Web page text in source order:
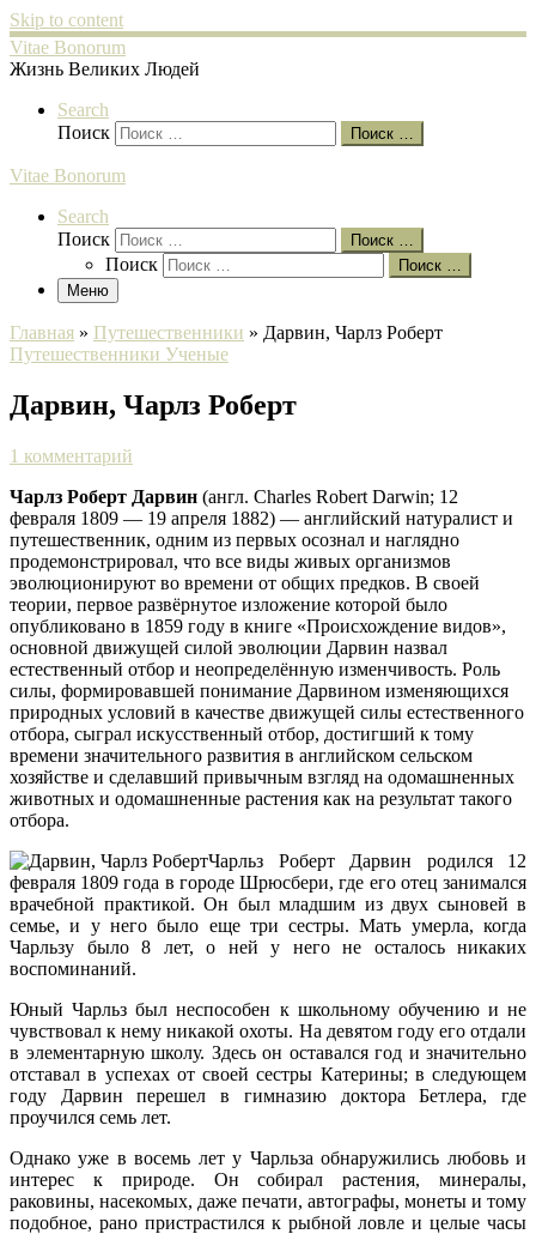
Skip to content
Vitae Bonorum
Жизнь Великих Людей
Search
Поиск
Поиск …
Vitae Bonorum
Search
Поиск
Поиск …
Поиск
Поиск …
Меню
Главная » Путешественники » Дарвин, Чарлз Роберт
Путешественники Ученые
Дарвин, Чарлз Роберт
1 комментарий
Чарлз Роберт Дарвин (англ. Charles Robert Darwin; 12
февраля 1809 — 19 апреля 1882) — английский натуралист и
путешественник, одним из первых осознал и наглядно
продемонстрировал, что все виды живых организмов
эволюционируют во времени от общих предков. В своей
теории, первое развёрнутое изложение которой было
опубликовано в 1859 году в книге «Происхождение видов»,
основной движущей силой эволюции Дарвин назвал
естественный отбор и неопределённую изменчивость. Роль
силы, формировавшей понимание Дарвином изменяющихся
природных условий в качестве движущей силы естественного
отбора, сыграл искусственный отбор, достигший к тому
времени значительного развития в английском сельском
хозяйстве и сделавший привычным взгляд на одомашненных
животных и одомашненные растения как на результат такого
отбора.
Чарльз Роберт Дарвин родился 12
февраля 1809 года в городе Шрюсбери, где его отец занимался
врачебной практикой. Он был младшим из двух сыновей в
семье, и у него было еще три сестры. Мать умерла, когда
Чарльзу было 8 лет, о ней у него не осталось никаких
воспоминаний.
Юный Чарльз был неспособен к школьному обучению и не
чувствовал к нему никакой охоты. На девятом году его отдали
в элементарную школу. Здесь он оставался год и значительно
отставал в успехах от своей сестры Катерины; в следующем
году Дарвин перешел в гимназию доктора Бетлера, где
проучился семь лет.
Однако уже в восемь лет у Чарльза обнаружились любовь и
интерес к природе. Он собирал растения, минералы,
раковины, насекомых, даже печати, автографы, монеты и тому
подобное, рано пристрастился к рыбной ловле и целые часы